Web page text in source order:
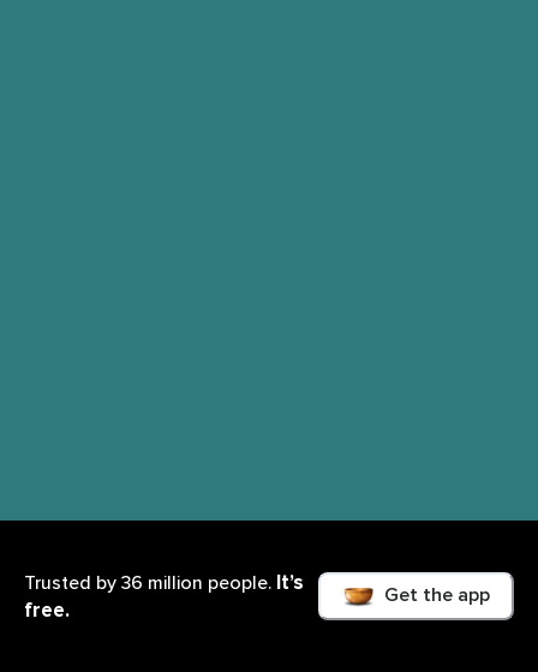
Trusted by 36 million people. It’s
free.
Get the app